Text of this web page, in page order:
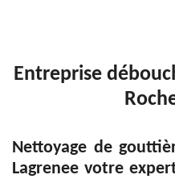
Entreprise
Nettoyage de
Lagrenee votre